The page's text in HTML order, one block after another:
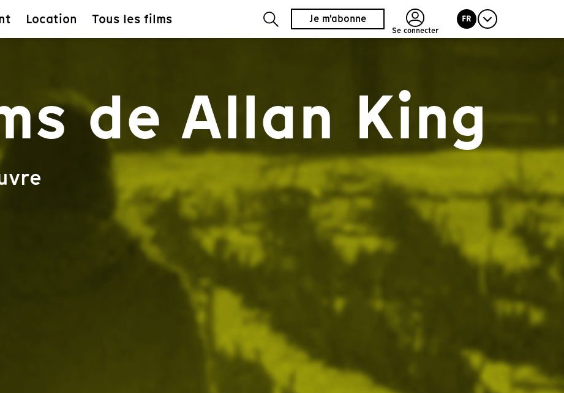
Location Tous les films Je m'abonne
Se connecter
FR
de Allan King